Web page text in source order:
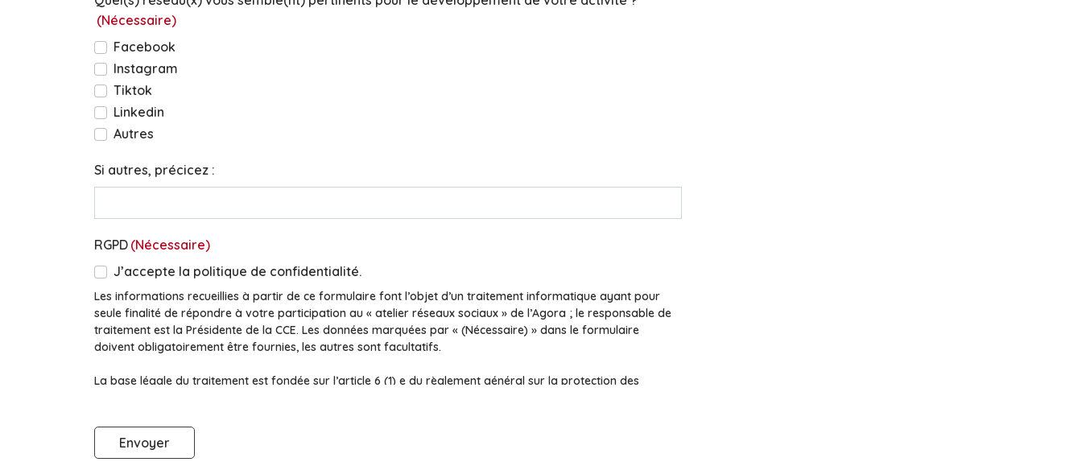
(Nécessaire)
Facebook
Instagram
Tiktok
Linkedin
Autres
Si autres, précicez :
RGPD (Nécessaire)
J’accepte la politique de confidentialité.
Les informations recueillies à partir de ce formulaire font l’objet d’un traitement informatique ayant pour
seule finalité de répondre à votre participation au « atelier réseaux sociaux » de l’Agora ; le responsable de
traitement est la Présidente de la CCE. Les données marquées par « (Nécessaire) » dans le formulaire
doivent obligatoirement être fournies, les autres sont facultatifs.
La base légale du traitement est fondée sur l’article 6 (1) e du règlement général sur la protection des
données et de la loi Informatique et Libertés modifié.